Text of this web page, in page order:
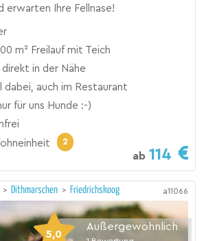
erwarten Ihre Fellnase!
m² Freilauf mit Teich
in der Nähe
dabei, auch im Restaurant
für uns Hunde :-)
2
ab 114
> Dithmarschen > Friedrichskoog a11066
5,0
Außergewöhnlich